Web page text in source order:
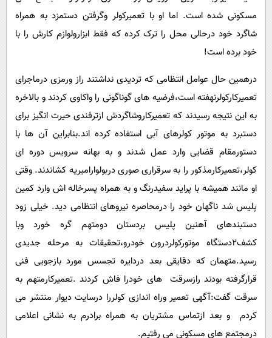
مسکونی شده است. اما او با تعمیرکولر وگرفتن دستمزد به همراه
شاگرد خود درحالی محل را ترک کرده که فقط ابزارولوازم کارش را با
خود برده است!
​​​​​​​درهمین حال عوامل انتظامی که تردیدی نداشتند راز ورمزی درماجرای
تعمیرکارکولرنهفته است،فرضیه های گوناگونی را واکاوی کردند و بالاخره
به این نتیجه رسیدند که تعمیرکاروشاگردش ازترفندی حیرت انگیز برای
دستبرد به موتور کولرهای آبی استفاده کرده اند.بنابراین آن ها با
دستورمقام قضایی وارد عمل شدند و به بهانه سرویس دوره ای
کولر،تعمیرکارمذکور را به سرقراری صوری دربولوارامیریه کشاندند. وقتی
او مانند همیشه با پراید سفیدرنگ و به همراه پسرخاله اش وارد کمین
پلیس شد ناگهان خود را درمحاصره نیروهای انتظامی دید. خیلی زود
دستبندهای آهنین پلیس بردستان دومتهم گره خورد وبا
کشف۲دستگاه موتورکولردرون خودرو،تحقیقات به مرحله جدیدی
رسید.متهمان که دقایقی بعد دردایره تجسس مورد بازجویی فنی
قرارگرفته بودند رازسرقت های خودرا فاش کردند .تعمیرکارمتهم به
سرقت گفت:آگهی تعمیر وراه اندازی کولررا درسایت دیوار منتشر می
کردم و بعد ازتماس مشتریان به همراه برادرم به نشانی اعلامی
درمجتمع های مسکونی می رفتیم.